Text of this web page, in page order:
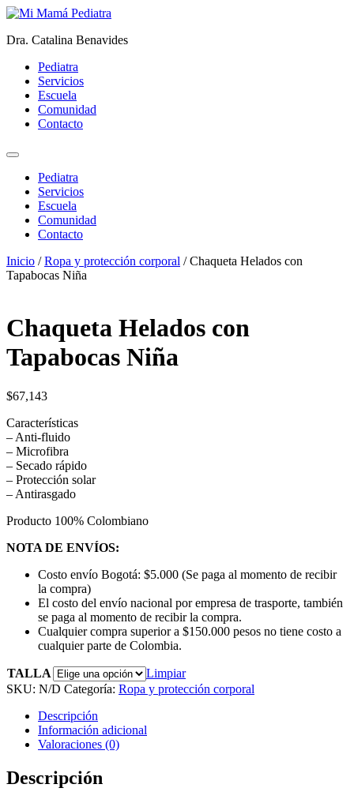
Ir
contenido
Dra. Catalina Benavides
Pediatra
Servicios
Escuela
Comunidad
Contacto
Pediatra
Servicios
Escuela
Comunidad
Contacto
Inicio /Ropa y protección corporal / Chaqueta Helados con
Tapabocas Niña
Chaqueta Helados con
Tapabocas Niña
$67,143
Características
– Anti-fluido
– Microfibra
– Secado rápido
– Protección solar
– Antirasgado
Producto 100% Colombiano
NOTA DE ENVÍOS:
Costo envío Bogotá: $5.000 (Se paga al momento de recibir
la compra)
El costo del envío nacional por empresa de trasporte, también
se paga al momento de recibir la compra.
Cualquier compra superior a $150.000 pesos no tiene costo a
cualquier parte de Colombia.
TALLA
Limpiar
SKU: N/D Categoría: Ropa y protección corporal
Descripción
Información adicional
Valoraciones (0)
Descripción